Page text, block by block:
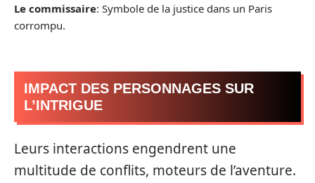
Le commissaire: Symbole de la justice dans un Paris
corrompu.
IMPACT DES PERSONNAGES SUR
L’INTRIGUE
Leurs interactions engendrent une
multitude de conflits, moteurs de l’aventure.